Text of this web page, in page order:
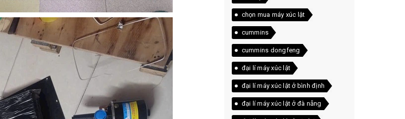
chọn mua máy xúc lật
cummins
cummins dongfeng
đại lí máy xúc lật
đại lí máy xúc lật ở bình định
đại lí máy xúc lật ở đà nẵng